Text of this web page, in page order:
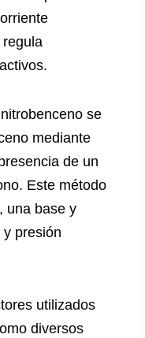
se
mediante
de un
Este método
una base y
presión
utilizados
diversos